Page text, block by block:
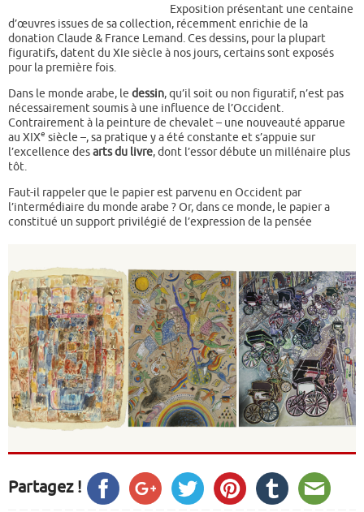
Exposition présentant une centaine
d’œuvres issues de sa collection, récemment enrichie de la
donation Claude & France Lemand. Ces dessins, pour la plupart
figuratifs, datent du XIe siècle à nos jours, certains sont exposés
pour la première fois.
Dans le monde arabe, le dessin, qu’il soit ou non figuratif, n’est pas
nécessairement soumis à une influence de l’Occident.
Contrairement à la peinture de chevalet – une nouveauté apparue
au XIXe siècle –, sa pratique y a été constante et s’appuie sur
l’excellence desarts du livre, dont l’essor débute un millénaire plus
tôt.
Faut-il rappeler que le papier est parvenu en Occident par
l’intermédiaire du monde arabe ? Or, dans ce monde, le papier a
constitué un support privilégié de l’expression de la pensée
Partagez !